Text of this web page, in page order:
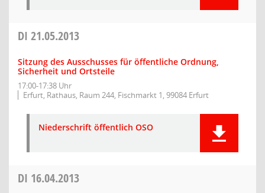
DI 21.05.2013
Sitzung des Ausschusses für öffentliche Ordnung,
Sicherheit und Ortsteile
17:00-17:38 Uhr
Erfurt, Rathaus, Raum 244, Fischmarkt 1, 99084 Erfurt
Niederschrift öffentlich OSO
DI 16.04.2013